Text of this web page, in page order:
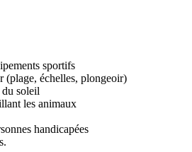
sportifs
(plage, échelles, plongeoir)
soleil
les animaux
handicapées